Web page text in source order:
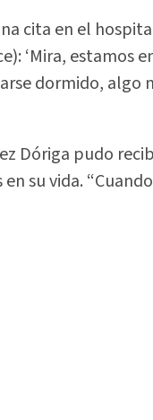
cita en el
‘Mira, estamos
dormido, algo
Dóriga pudo
su vida. “Cuando